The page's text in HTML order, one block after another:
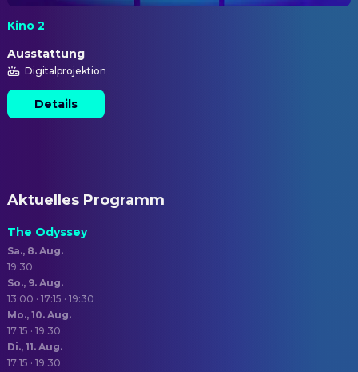
Kino 2
Ausstattung
Digitalprojektion
Details
Aktuelles Programm
The Odyssey
Sa., 8. Aug.
19:30
So., 9. Aug.
13:00 · 17:15 · 19:30
Mo., 10. Aug.
17:15 · 19:30
Di., 11. Aug.
17:15 · 19:30